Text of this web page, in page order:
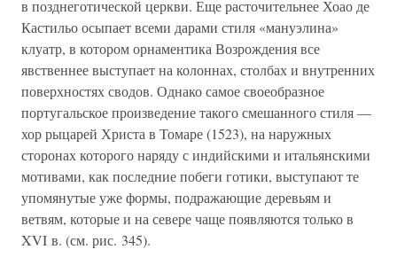
в позднеготической церкви. Еще расточительнее Хоао де
Кастильо осыпает всеми дарами стиля «мануэлина»
клуатр, в котором орнаментика Возрождения все
явственнее выступает на колоннах, столбах и внутренних
поверхностях сводов. Однако самое своеобразное
португальское произведение такого смешанного стиля —
хор рыцарей Христа в Томаре (1523), на наружных
сторонах которого наряду с индийскими и итальянскими
мотивами, как последние побеги готики, выступают те
упомянутые уже формы, подражающие деревьям и
ветвям, которые и на севере чаще появляются только в
XVI в. (см. рис. 345).